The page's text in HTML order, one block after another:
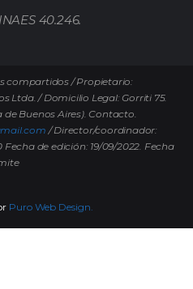
40.246.
compartidos / Propietario:
Ltda. / Domicilio Legal: Gorriti 75.
Buenos Aires). Contacto.
/ Director/coordinador:
Fecha de edición: 19/09/2022. Fecha
Puro Web Design.